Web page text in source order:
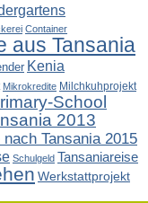
Container
aus Tansania
Kenia
Mikrokredite Milchkuhprojekt
School
2013
nach Tansania 2015
Schulgeld Tansaniareise
Werkstattprojekt